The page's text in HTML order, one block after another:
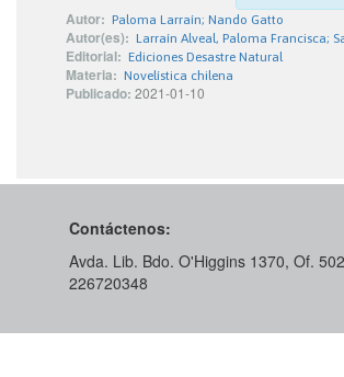
Autor: Paloma Larraín; Nando Gatto
Autor(es): Larraín Alveal, Paloma Francisca;
Editorial: Ediciones Desastre Natural
Materia: Novelística chilena
Publicado: 2021-01-10
Contáctenos:
Avda. Lib. Bdo. O'Higgins 1370, Of.
226720348